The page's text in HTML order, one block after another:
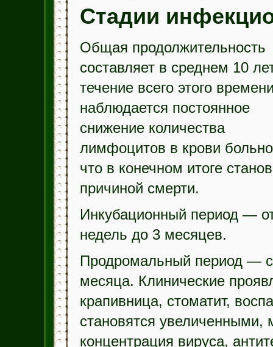
Стадии
Общая продолжительность
составляет в среднем 10
течение всего этого
наблюдается постоянное
снижение количества
лимфоцитов в крови
что в конечном итоге
причиной смерти.
Инкубационный период —
недель до 3 месяцев.
Продромальный период —
месяца. Клинические
крапивница, стоматит,
становятся
концентрация вируса,